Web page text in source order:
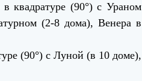
квадратуре (90°) с Ураном
(2-8 дома), Венера в
(90°) с Луной (в 10 доме),